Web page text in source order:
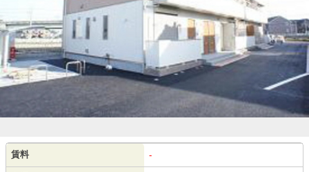
賃料 -